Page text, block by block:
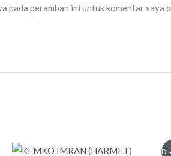
pada peramban ini untuk komentar saya
Harga
Harga